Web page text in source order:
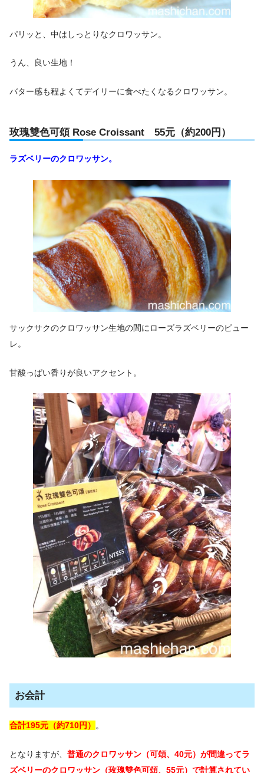
パリッと、中はしっとりなクロワッサン。
うん、良い生地！
バター感も程よくてデイリーに食べたくなるクロワッサン。
玫瑰雙色可頌 Rose Croissant 55元（約200円）
ラズベリーのクロワッサン。
サックサクのクロワッサン生地の間にローズラズベリーのピュー
レ。
甘酸っぱい香りが良いアクセント。
お会計
合計195元（約710円） 。
となりますが、 普通のクロワッサン（可頌、40元）が間違ってラ
ズベリーのクロワッサン（玫瑰雙色可頌、55元）で計算されてい